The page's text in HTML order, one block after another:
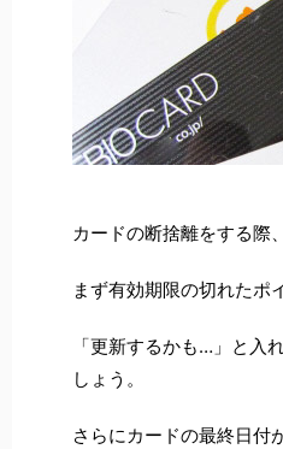
カードの断捨離をする際
まず有効期限の切れたポ
「更新するかも…」と入
しょう。
さらにカードの最終日付